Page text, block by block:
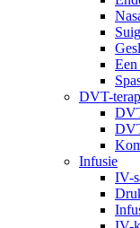
DVT-
Infusie
IV-